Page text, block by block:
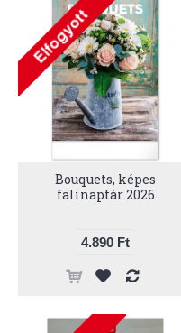
Bouquets, képes
falinaptár 2026
4.890 Ft